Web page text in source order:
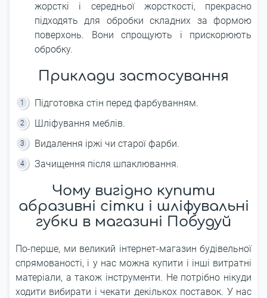
жорсткі і середньої жорсткості, прекрасно
підходять для обробки складних за формою
поверхонь. Вони спрощують і прискорюють
обробку.
Приклади застосування
Підготовка стін перед фарбуванням.
Шліфування меблів.
Видалення іржі чи старої фарби.
Зачищення після шпаклювання.
Чому вигідно купити
абразивні сітки і шліфувальні
губки в магазині Побудуй
По-перше, ми великий інтернет-магазин будівельної
спрямованості, і у нас можна купити і інші витратні
матеріали, а також інструменти. Не потрібно нікуди
ходити вибирати і чекати декількох поставок. У нас